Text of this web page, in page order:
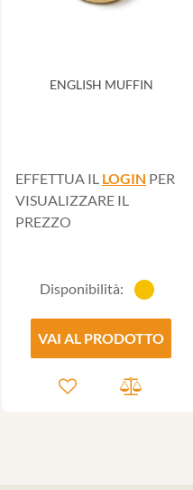
ENGLISH MUFFIN
EFFETTUA IL LOGIN PER
VISUALIZZARE IL
PREZZO
Disponibilità:
VAI AL PRODOTTO